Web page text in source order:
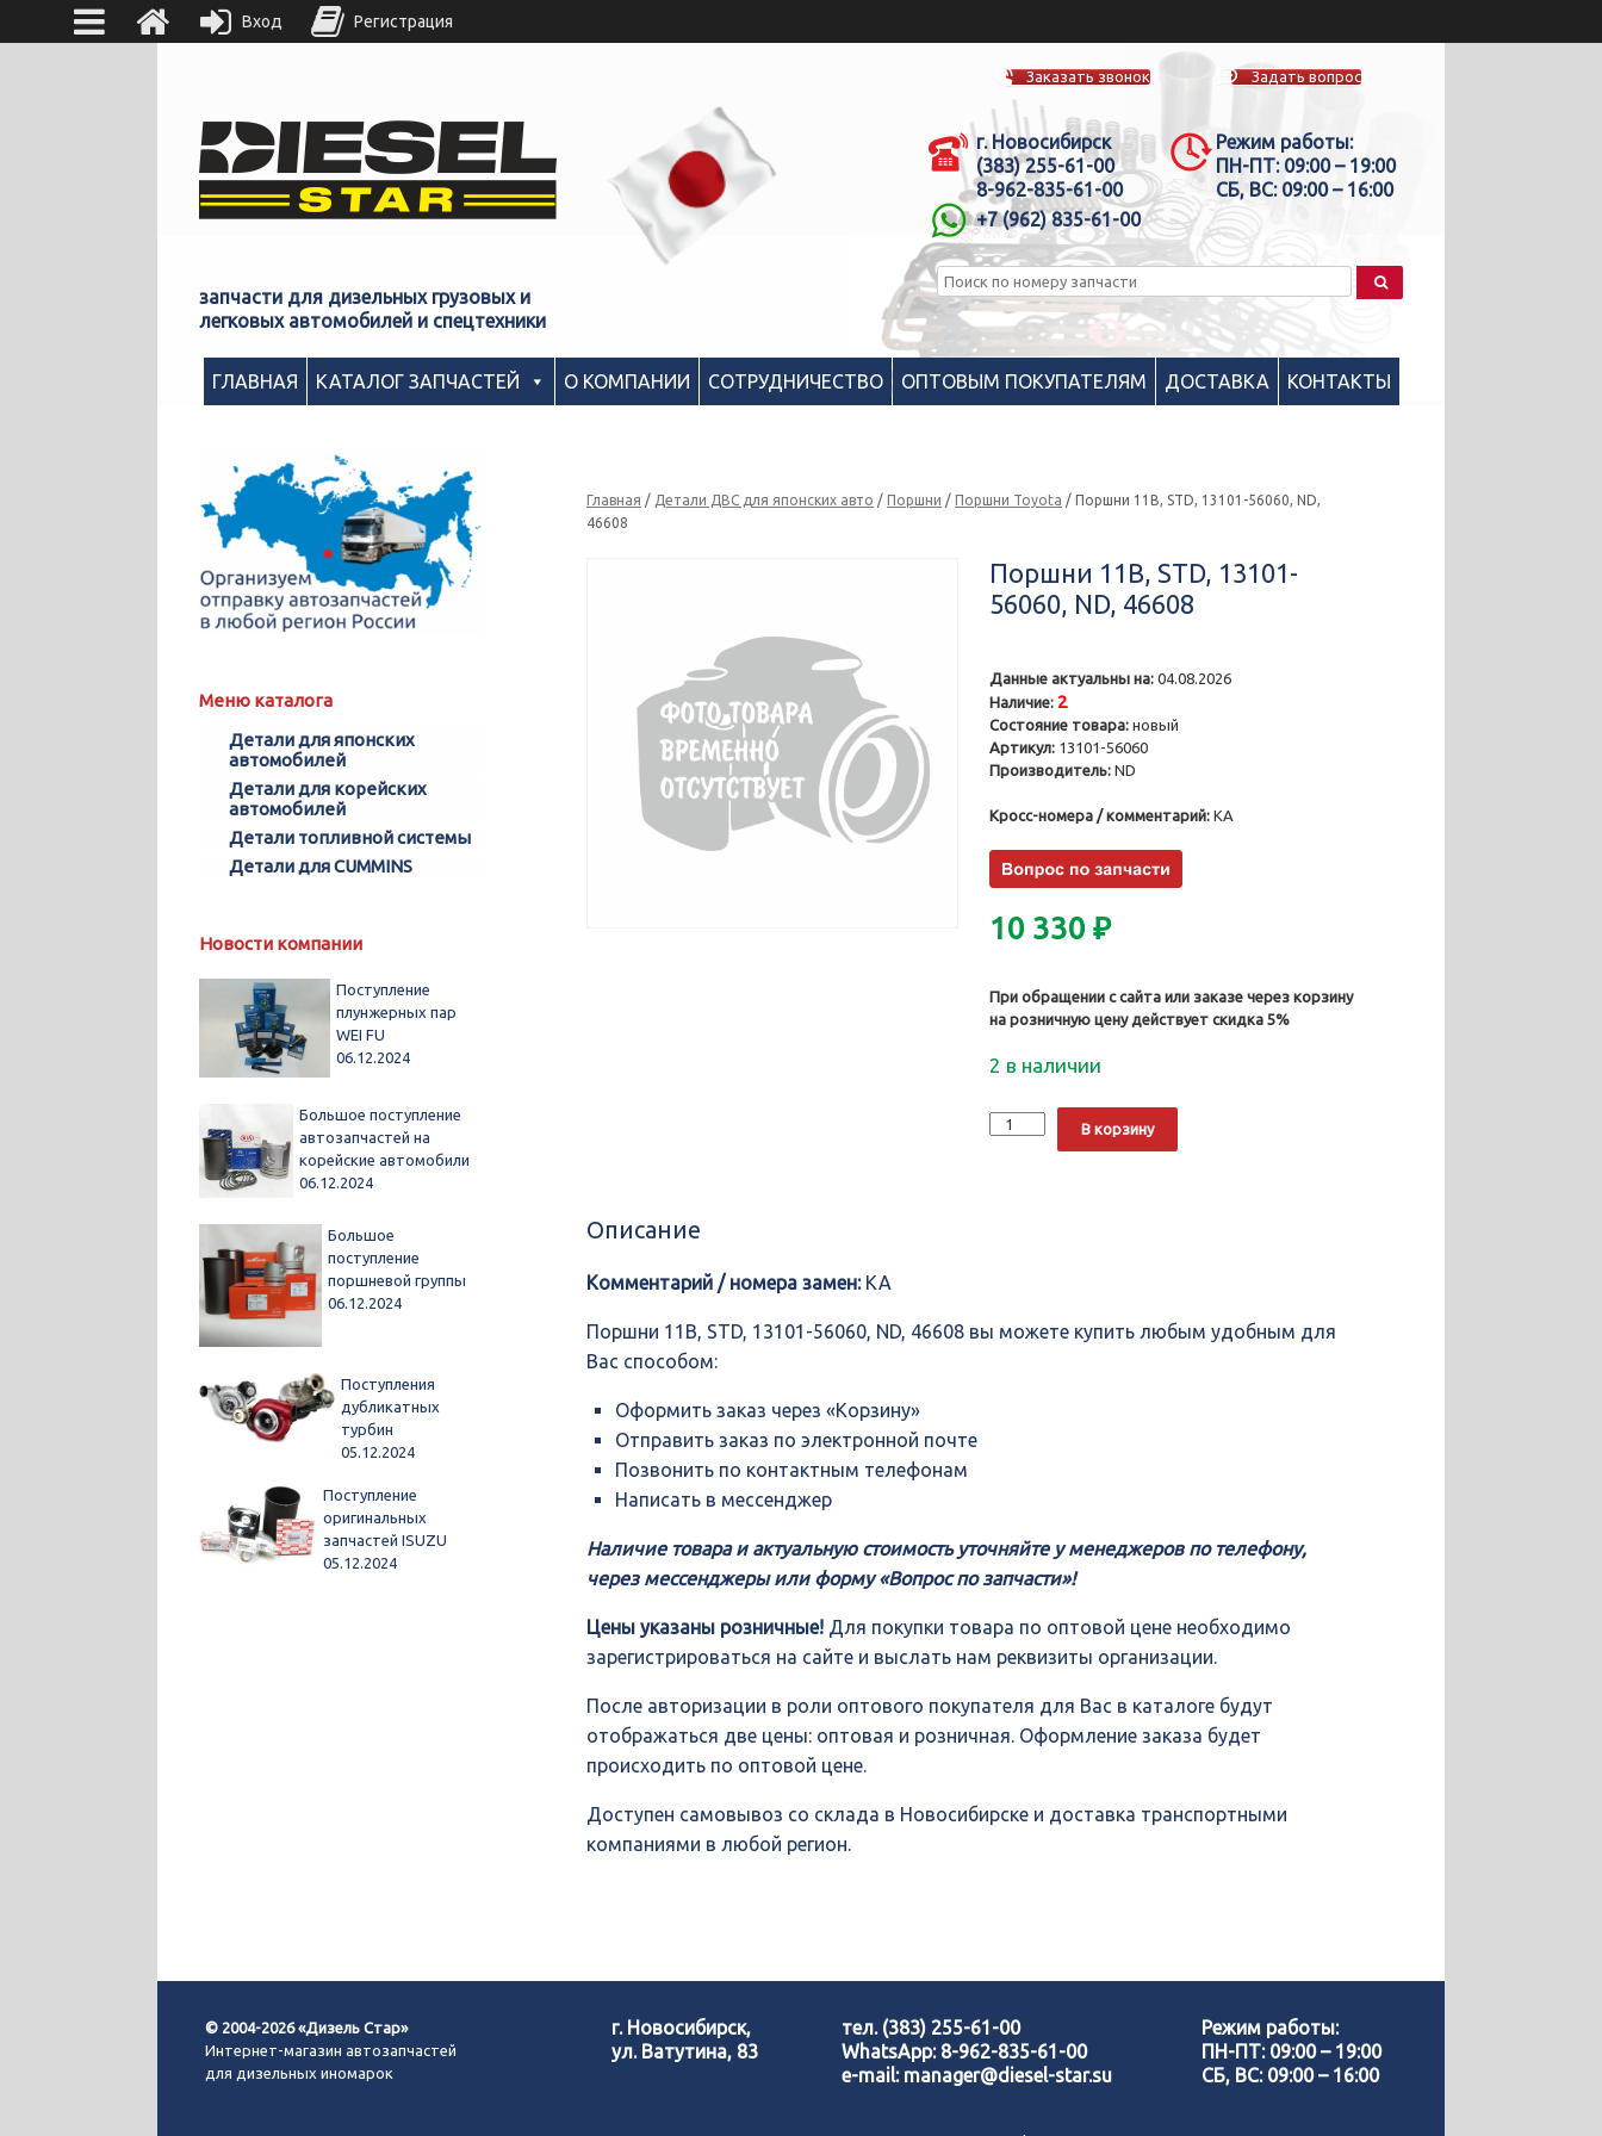
запчасти для дизельных грузовых и
легковых автомобилей и спецтехники
Заказать звонок Задать вопрос
г. Новосибирск
(383) 255-61-00
8-962-835-61-00
+7 (962) 835-61-00
Режим работы:
ПН-ПТ: 09:00 – 19:00
СБ, ВС: 09:00 – 16:00
ГЛАВНАЯ КАТАЛОГ ЗАПЧАСТЕЙ О КОМПАНИИ СОТРУДНИЧЕСТВО ОПТОВЫМ ПОКУПАТЕЛЯМ ДОСТАВКА КОНТАКТЫ
Главная / Детали ДВС для японских авто /Поршни /Поршни Toyota / Поршни 11В, STD, 13101-56060, ND,
46608
Поршни 11В, STD, 13101-
56060, ND, 46608
Данные актуальны на: 04.08.2026
Наличие: 2
Состояние товара: новый
Артикул: 13101-56060
Производитель: ND
Кросс-номера / комментарий: KA
10 330₽
При обращении с сайта или заказе через корзину
на розничную цену действует скидка 5%
2 в наличии
Количество
Поршни
В корзину
Описание
Комментарий / номера замен:KA
Поршни 11В, STD, 13101-56060, ND, 46608 вы можете купить любым удобным для
Вас способом:
Оформить заказ через «Корзину»
Отправить заказ по электронной почте
Позвонить по контактным телефонам
Написать в мессенджер
Наличие товара и актуальную стоимость уточняйте у менеджеров по телефону,
через мессенджеры или форму «Вопрос по запчасти»!
Цены указаны розничные! Для покупки товара по оптовой цене необходимо
зарегистрироваться на сайте и выслать нам реквизиты организации.
После авторизации в роли оптового покупателя для Вас в каталоге будут
отображаться две цены: оптовая и розничная. Оформление заказа будет
происходить по оптовой цене.
Доступен самовывоз со склада в Новосибирске и доставка транспортными
компаниями в любой регион.
Меню каталога
Детали для японских
автомобилей
Детали для корейских
автомобилей
Детали топливной системы
Детали для CUMMINS
Новости компании
Поступление
плунжерных пар
WEI FU
06.12.2024
Большое поступление
автозапчастей на
корейские автомобили
06.12.2024
Большое
поступление
поршневой группы
06.12.2024
Поступления
дубликатных
турбин
05.12.2024
Поступление
оригинальных
запчастей ISUZU
05.12.2024
© 2004-2026 «Дизель Стар»
Интернет-магазин автозапчастей
для дизельных иномарок
г. Новосибирск,
ул. Ватутина, 83
тел. (383) 255-61-00
WhatsApp: 8-962-835-61-00
e-mail: manager@diesel-star.su
Режим работы:
ПН-ПТ: 09:00 – 19:00
СБ, ВС: 09:00 – 16:00
Вход Регистрация